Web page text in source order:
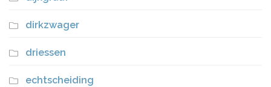
dirkzwager
driessen
echtscheiding